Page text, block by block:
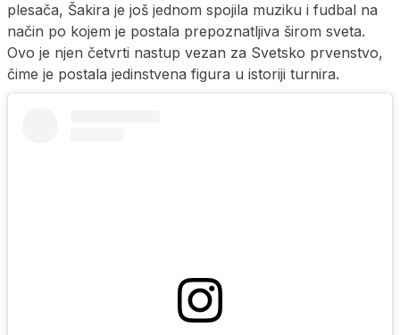
plesača, Šakira je još jednom spojila muziku i fudbal na
način po kojem je postala prepoznatljiva širom sveta.
Ovo je njen četvrti nastup vezan za Svetsko prvenstvo,
čime je postala jedinstvena figura u istoriji turnira.